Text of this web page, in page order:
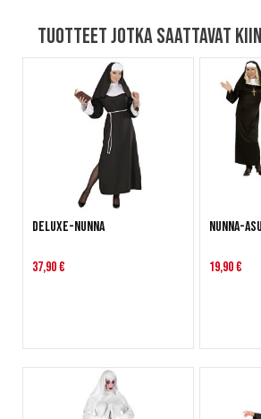
Tuotteet jotka saattavat
Deluxe-Nunna
37,90 €
Nunna-asu
19,90 €